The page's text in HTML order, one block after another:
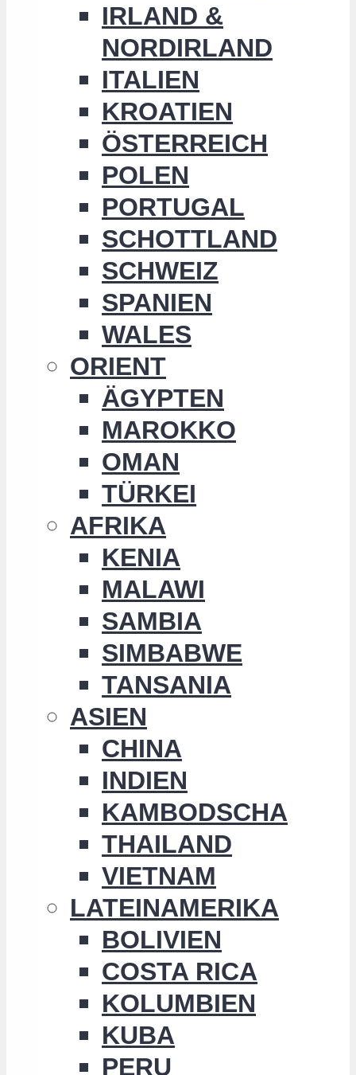
IRLAND &
NORDIRLAND
ITALIEN
KROATIEN
ÖSTERREICH
POLEN
PORTUGAL
SCHOTTLAND
SCHWEIZ
SPANIEN
WALES
ORIENT
ÄGYPTEN
MAROKKO
OMAN
TÜRKEI
AFRIKA
KENIA
MALAWI
SAMBIA
SIMBABWE
TANSANIA
ASIEN
CHINA
INDIEN
KAMBODSCHA
THAILAND
VIETNAM
LATEINAMERIKA
BOLIVIEN
COSTA RICA
KOLUMBIEN
KUBA
PERU